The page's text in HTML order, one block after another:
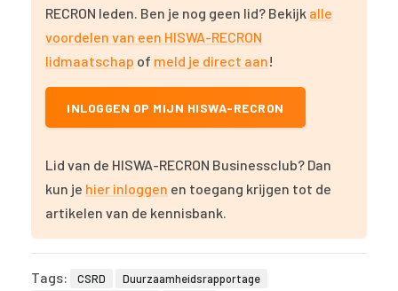
RECRON leden. Ben je nog geen lid? Bekijk alle
voordelen van een HISWA-RECRON
lidmaatschap of meld je direct aan!
INLOGGEN OP MIJN HISWA-RECRON
Lid van de HISWA-RECRON Businessclub? Dan
kun je hier inloggen en toegang krijgen tot de
artikelen van de kennisbank.
Tags: CSRD
Duurzaamheidsrapportage